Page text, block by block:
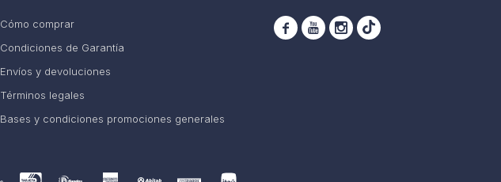
Cómo comprar
Condiciones de Garantía
Envíos y devoluciones
Términos legales
Bases y condiciones promociones generales
  